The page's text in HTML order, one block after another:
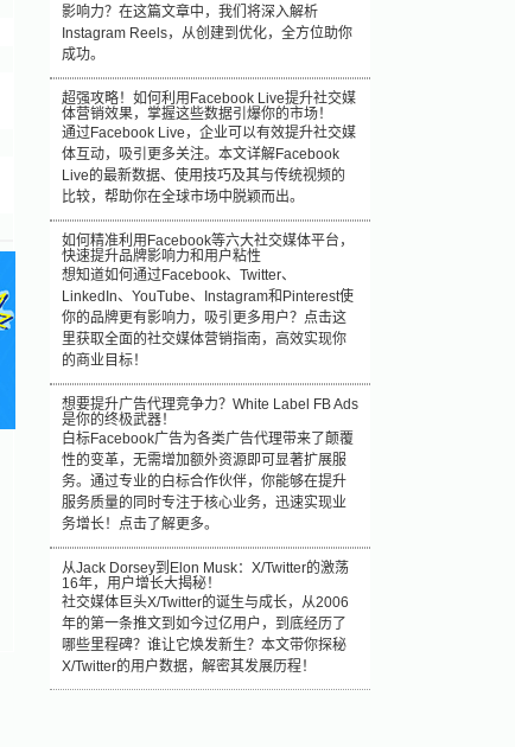
影响力？在这篇文章中，我们将深入解析
Instagram Reels，从创建到优化，全方位助你
成功。
超强攻略！如何利用Facebook Live提升社交媒
体营销效果，掌握这些数据引爆你的市场！
通过Facebook Live，企业可以有效提升社交媒
体互动，吸引更多关注。本文详解Facebook
Live的最新数据、使用技巧及其与传统视频的
比较，帮助你在全球市场中脱颖而出。
如何精准利用Facebook等六大社交媒体平台，
快速提升品牌影响力和用户粘性
想知道如何通过Facebook、Twitter、
LinkedIn、YouTube、Instagram和Pinterest使
你的品牌更有影响力，吸引更多用户？点击这
里获取全面的社交媒体营销指南，高效实现你
的商业目标！
想要提升广告代理竞争力？White Label FB Ads
是你的终极武器！
白标Facebook广告为各类广告代理带来了颠覆
性的变革，无需增加额外资源即可显著扩展服
务。通过专业的白标合作伙伴，你能够在提升
服务质量的同时专注于核心业务，迅速实现业
务增长！点击了解更多。
从Jack Dorsey到Elon Musk：X/Twitter的激荡
16年，用户增长大揭秘！
社交媒体巨头X/Twitter的诞生与成长，从2006
年的第一条推文到如今过亿用户，到底经历了
哪些里程碑？谁让它焕发新生？本文带你探秘
X/Twitter的用户数据，解密其发展历程！